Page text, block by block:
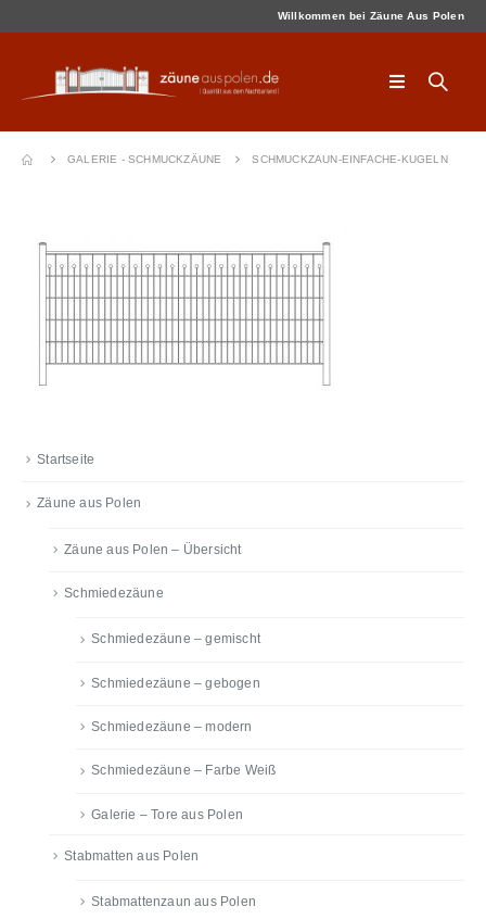
Willkommen bei Zäune Aus Polen
GALERIE - SCHMUCKZÄUNE SCHMUCKZAUN-EINFACHE-KUGELN
Startseite
Zäune aus Polen
Zäune aus Polen – Übersicht
Schmiedezäune
Schmiedezäune – gemischt
Schmiedezäune – gebogen
Schmiedezäune – modern
Schmiedezäune – Farbe Weiß
Galerie – Tore aus Polen
Stabmatten aus Polen
Stabmattenzaun aus Polen